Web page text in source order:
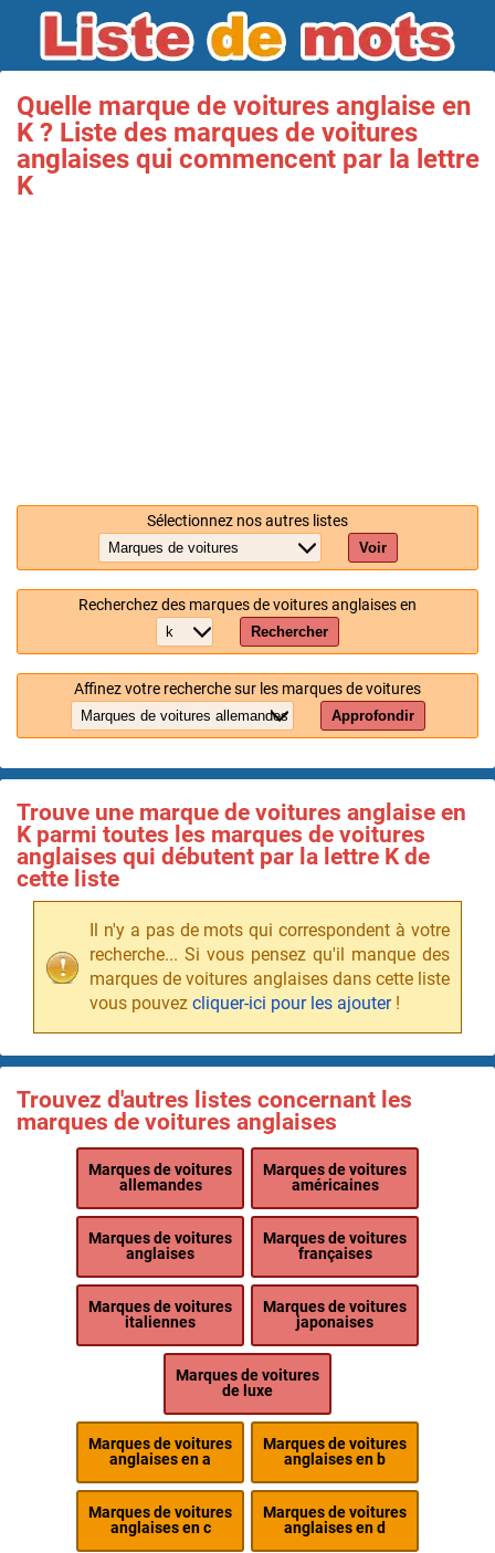
Quelle marque de voitures anglaise en
K ? Liste des marques de voitures
anglaises qui commencent par la lettre
K
Sélectionnez nos autres listes
Voir
Recherchez des marques de voitures anglaises en
Rechercher
Affinez votre recherche sur les marques de voitures
Approfondir
Trouve une marque de voitures anglaise en
K parmi toutes les marques de voitures
anglaises qui débutent par la lettre K de
cette liste
Il n'y a pas de mots qui correspondent à votre
recherche... Si vous pensez qu'il manque des
marques de voitures anglaises dans cette liste
vous pouvez cliquer-ici pour les ajouter!
Trouvez d'autres listes concernant les
marques de voitures anglaises
Marques de voitures
allemandes
Marques de voitures
américaines
Marques de voitures
anglaises
Marques de voitures
françaises
Marques de voitures
italiennes
Marques de voitures
japonaises
Marques de voitures
de luxe
Marques de voitures
anglaises en a
Marques de voitures
anglaises en b
Marques de voitures
anglaises en c
Marques de voitures
anglaises en d